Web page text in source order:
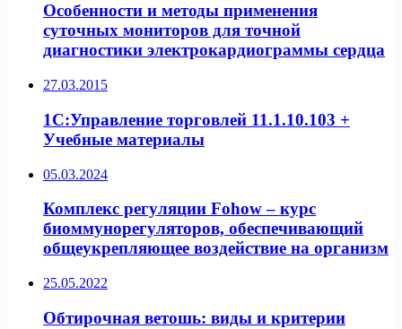
Особенности и методы применения
суточных мониторов для точной
диагностики электрокардиограммы сердца
27.03.2015
1С:Управление торговлей 11.1.10.103 +
Учебные материалы
05.03.2024
Комплекс регуляции Fohow – курс
биоммунорегуляторов, обеспечивающий
общеукрепляющее воздействие на организм
25.05.2022
Обтирочная ветошь: виды и критерии